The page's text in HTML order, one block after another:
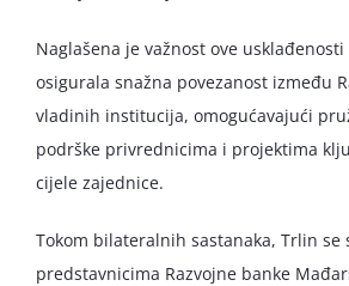
Naglašena je važnost ove usklađenosti
osigurala snažna povezanost između
vladinih institucija, omogućavajući
podrške privrednicima i projektima
cijele zajednice.
Tokom bilateralnih sastanaka, Trlin se
predstavnicima Razvojne banke